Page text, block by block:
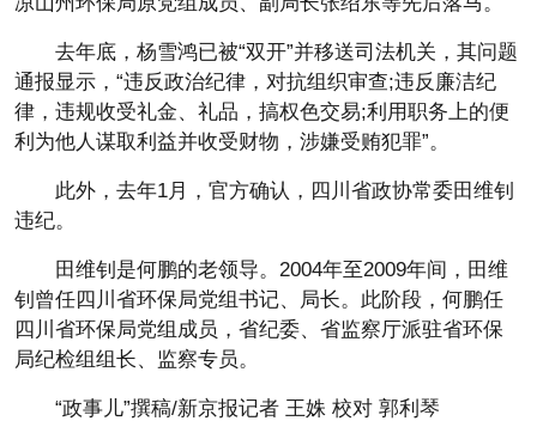
去年底，杨雪鸿已被“双开”并移送司法机关，其问题
通报显示，“违反政治纪律，对抗组织审查;违反廉洁纪
律，违规收受礼金、礼品，搞权色交易;利用职务上的便
利为他人谋取利益并收受财物，涉嫌受贿犯罪”。
此外，去年1月，官方确认，四川省政协常委田维钊
违纪。
田维钊是何鹏的老领导。2004年至2009年间，田维
钊曾任四川省环保局党组书记、局长。此阶段，何鹏任
四川省环保局党组成员，省纪委、省监察厅派驻省环保
局纪检组组长、监察专员。
“政事儿”撰稿/新京报记者 王姝 校对 郭利琴